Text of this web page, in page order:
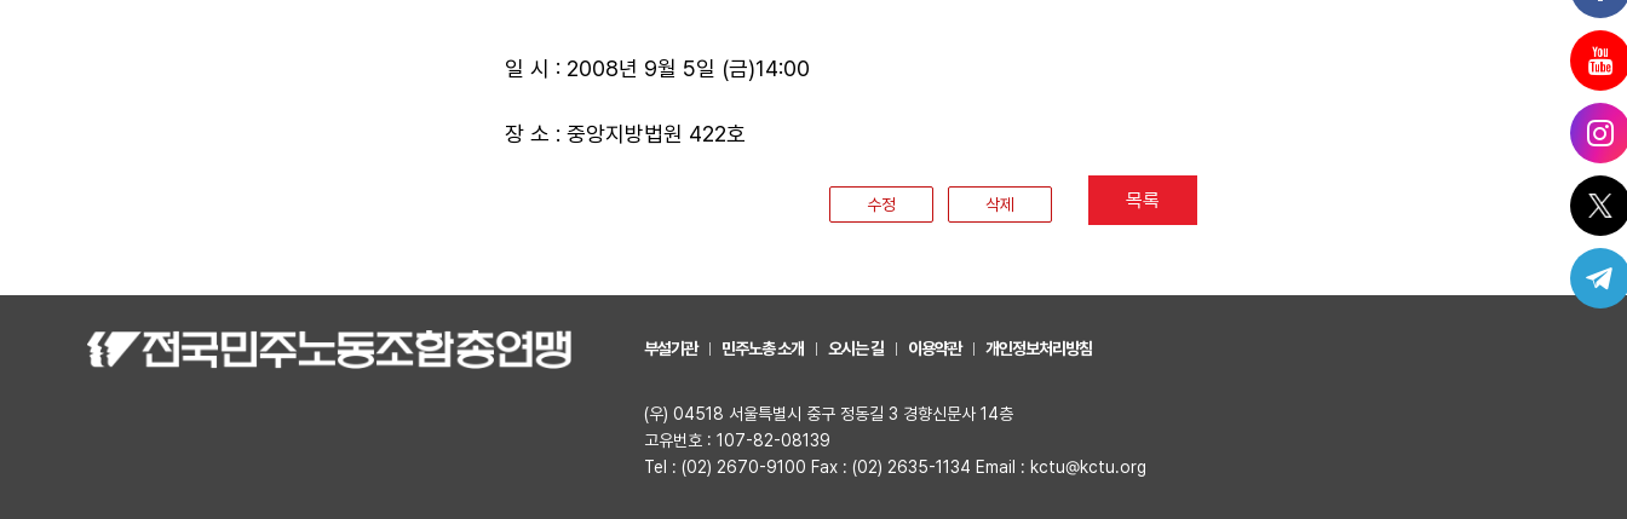
일 시 : 2008년 9월 5일 (금)14:00
장 소 : 중앙지방법원 422호
수정 삭제 목록
부설기관 민주노총 소개 오시는 길 이용약관 개인정보처리방침
(우) 04518 서울특별시 중구 정동길 3 경향신문사 14층
고유번호 : 107-82-08139
Tel : (02) 2670-9100 Fax : (02) 2635-1134 Email : kctu@kctu.org